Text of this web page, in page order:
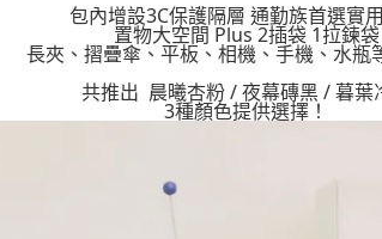
動。
包內增設3C保護隔層 通勤族首選實
置物大空間 Plus 2插袋 1拉鍊袋
長夾、摺疊傘、平板、相機、手機、水瓶
共推出 晨曦杏粉 / 夜幕磚黑 / 暮葉
3種顏色提供選擇！